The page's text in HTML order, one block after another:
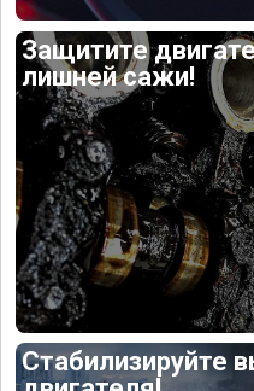
Защитите
лишней сажи!
Стабилизируйте